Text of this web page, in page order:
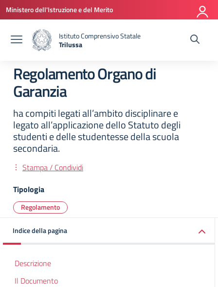
Vai ai contenuti
Vai al menu di navigazione
Vai al footer
Ministero dell'Istruzione e del Merito
Istituto Comprensivo Statale
Trilussa
Regolamento Organo di
Garanzia
ha compiti legati all’ambito disciplinare e
legato all’applicazione dello Statuto degli
studenti e delle studentesse della scuola
secondaria.
Stampa / Condividi
Tipologia
Regolamento
Indice della pagina
Descrizione
Il Documento